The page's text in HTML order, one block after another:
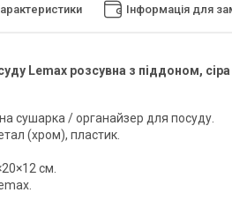
Інформація для
Lemax розсувна з піддоном, сіра
сушарка / органайзер для посуду.
(хром), пластик.
см.